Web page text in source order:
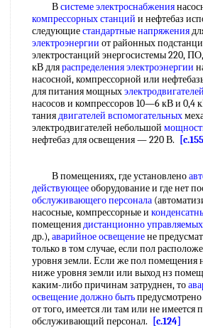
Всистеме электроснабжения
компрессорных станций и нефтебаз
следующиестандартные напряжения
электроэнергии от районных
электростанций энергосистемы 220,
кВ дляраспределения электроэнергии
насосной, компрессорной или
для питания мощных
насосов и компрессоров 10—6 кВ и 0,4
таниядвигателей вспомогательных
электродвигателей небольшой
нефтебаз для освещения — 220 В.
В помещениях, где установлено
действующееоборудование и где нет
обслуживающего персонала
насосные, компрессорные и
помещениядистанционно управляемых
др.),аварийное освещениене
только в том случае, если пол
уровня земли. Если же пол помещения
ниже уровня земли или выход нз
каким-либо причинам затруднен, то
освещениедолжно быть
от того, имеется ли там или не имеется
обслуживающий персонал.
[c.124]